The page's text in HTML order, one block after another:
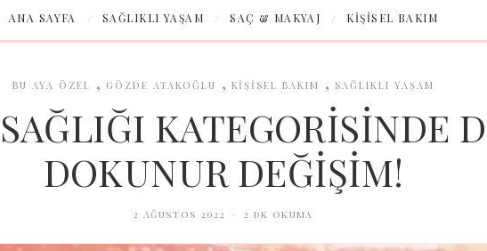
ANA SAYFA / SAĞLIKLI YAŞAM / SAÇ & MAKYAJ / KIŞISEL BAKIM
BU AYA ÖZEL , GÖZDE ATAKOĞLU , KİŞİSEL BAKIM , SAĞLIKLI YAŞAM
KATEGORİSİNDE
DOKUNUR DEĞİŞİM!
2 Ağustos 2022 ·2 dk okuma